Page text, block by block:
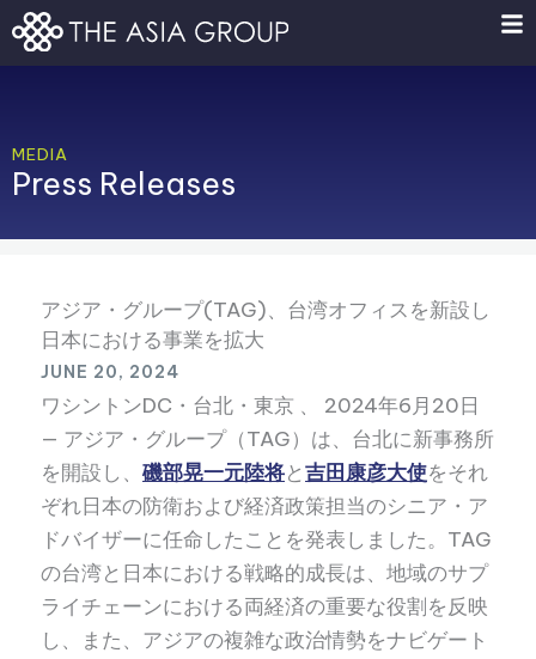
Skip
MEDIA
Press Releases
アジア・グループ(TAG)、台湾オフィスを新設し
日本における事業を拡大
JUNE 20, 2024
ワシントンDC・台北・東京 、 2024年6月20日
— アジア・グループ（TAG）は、台北に新事務所
を開設し、 磯部晃一元陸将と吉田康彦大使をそれ
ぞれ日本の防衛および経済政策担当のシニア・ア
ドバイザーに任命したことを発表しました。TAG
の台湾と日本における戦略的成長は、地域のサプ
ライチェーンにおける両経済の重要な役割を反映
し、また、アジアの複雑な政治情勢をナビゲート